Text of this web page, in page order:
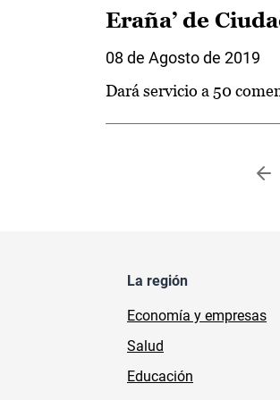
Eraña’ de
08 de Agosto de 2019
Dará servicio a 50
La región
Economía y empresas
Salud
Educación